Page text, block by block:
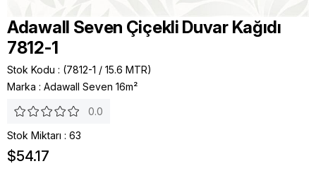
Adawall Seven Çiçekli Duvar Kağıdı
7812-1
Stok Kodu
(7812-1 / 15.6 MTR)
Marka : Adawall Seven 16m²
0.0
Stok Miktarı : 63
$54.17